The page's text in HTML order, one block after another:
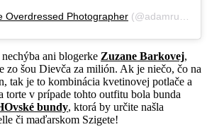
Overdressed Photographer (@adamrustman) on
ani blogerke Zuzane Barkovej,
zo šou Dievča za milión. Ak je niečo, čo na
tak je to kombinácia kvetinovej potlače a
torte v prípade tohto outfitu bola bunda
bundy, ktorá by určite našla
či maďarskom Szigete!